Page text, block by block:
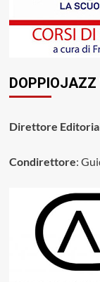
DOPPIOJAZZ
Direttore
Condirettore: